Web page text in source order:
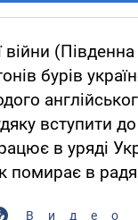
війни
бурів
вступити
в уряді
помирає в
Видео